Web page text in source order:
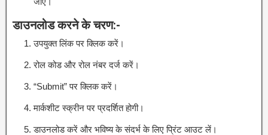
डाउनलोड करने के चरण:-
उपयुक्त लिंक पर क्लिक करें।
रोल कोड और रोल नंबर दर्ज करें।
“Submit” पर क्लिक करें।
मार्कशीट स्क्रीन पर प्रदर्शित होगी।
डाउनलोड करें और भविष्य के संदर्भ के लिए प्रिंट आउट लें।